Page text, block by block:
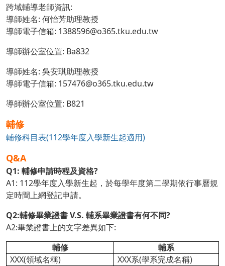
跨域輔導老師資訊:
導師姓名: 何怡芳助理教授
導師電子信箱: 1388596@o365.tku.edu.tw
導師辦公室位置: Ba832
導師姓名: 吳安琪助理教授
導師電子信箱: 157476@o365.tku.edu.tw
導師辦公室位置: B821
輔修
輔修科目表(112學年度入學新生起適用)
Q&A
Q1: 輔修申請時程及資格?
A1: 112學年度入學新生起，於每學年度第二學期依行事曆規
定時間上網登記申請。
Q2:輔修畢業證書 V.S. 輔系畢業證書有何不同?
A2:畢業證書上的文字差異如下:
輔修
輔系
XXX(領域名稱)
XXX系(學系完成名稱)